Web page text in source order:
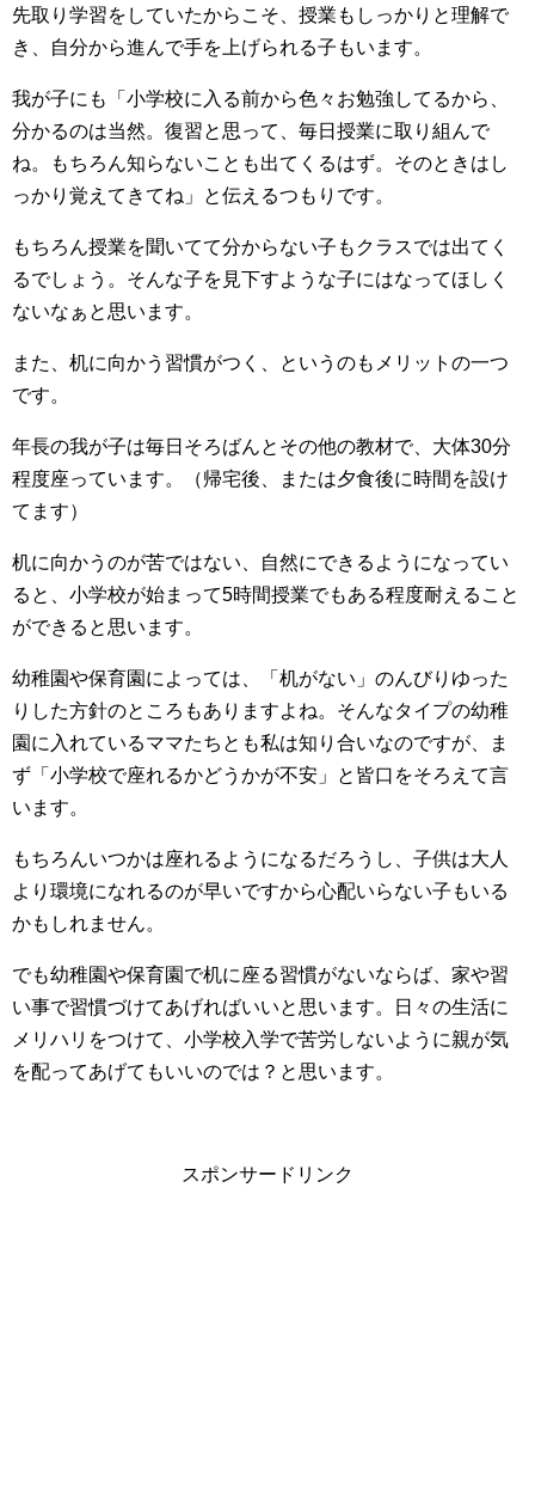
先取り学習をしていたからこそ、授業もしっかりと理解で
き、自分から進んで手を上げられる子もいます。
我が子にも「小学校に入る前から色々お勉強してるから、
分かるのは当然。復習と思って、毎日授業に取り組んで
ね。もちろん知らないことも出てくるはず。そのときはし
っかり覚えてきてね」と伝えるつもりです。
もちろん授業を聞いてて分からない子もクラスでは出てく
るでしょう。そんな子を見下すような子にはなってほしく
ないなぁと思います。
また、机に向かう習慣がつく、というのもメリットの一つ
です。
年長の我が子は毎日そろばんとその他の教材で、大体30分
程度座っています。（帰宅後、または夕食後に時間を設け
てます）
机に向かうのが苦ではない、自然にできるようになってい
ると、小学校が始まって5時間授業でもある程度耐えること
ができると思います。
幼稚園や保育園によっては、「机がない」のんびりゆった
りした方針のところもありますよね。そんなタイプの幼稚
園に入れているママたちとも私は知り合いなのですが、ま
ず「小学校で座れるかどうかが不安」と皆口をそろえて言
います。
もちろんいつかは座れるようになるだろうし、子供は大人
より環境になれるのが早いですから心配いらない子もいる
かもしれません。
でも幼稚園や保育園で机に座る習慣がないならば、家や習
い事で習慣づけてあげればいいと思います。日々の生活に
メリハリをつけて、小学校入学で苦労しないように親が気
を配ってあげてもいいのでは？と思います。
スポンサードリンク